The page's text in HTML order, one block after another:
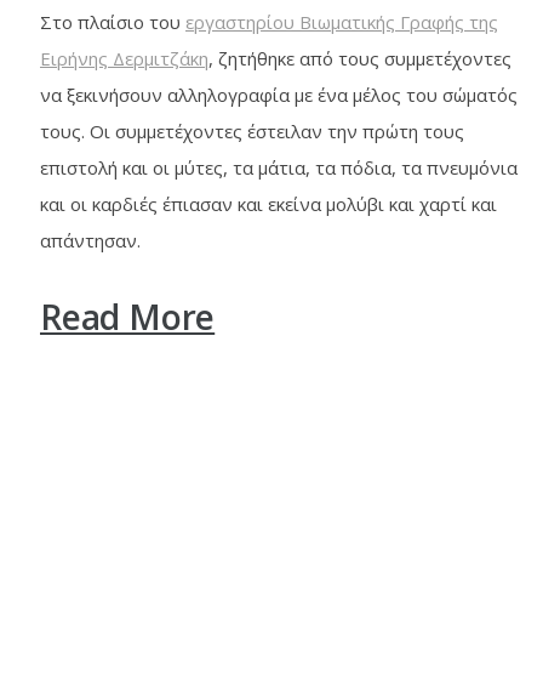
Στο πλαίσιο του εργαστηρίου Βιωματικής Γραφής της
Ειρήνης Δερμιτζάκη, ζητήθηκε από τους συμμετέχοντες
να ξεκινήσουν αλληλογραφία με ένα μέλος του σώματός
τους. Οι συμμετέχοντες έστειλαν την πρώτη τους
επιστολή και οι μύτες, τα μάτια, τα πόδια, τα πνευμόνια
και οι καρδιές έπιασαν και εκείνα μολύβι και χαρτί και
απάντησαν.
Read More